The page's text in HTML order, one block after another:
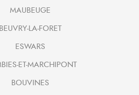
MAUBEUGE
BEUVRY-LA-FORET
ESWARS
ET-MARCHIPONT
BOUVINES